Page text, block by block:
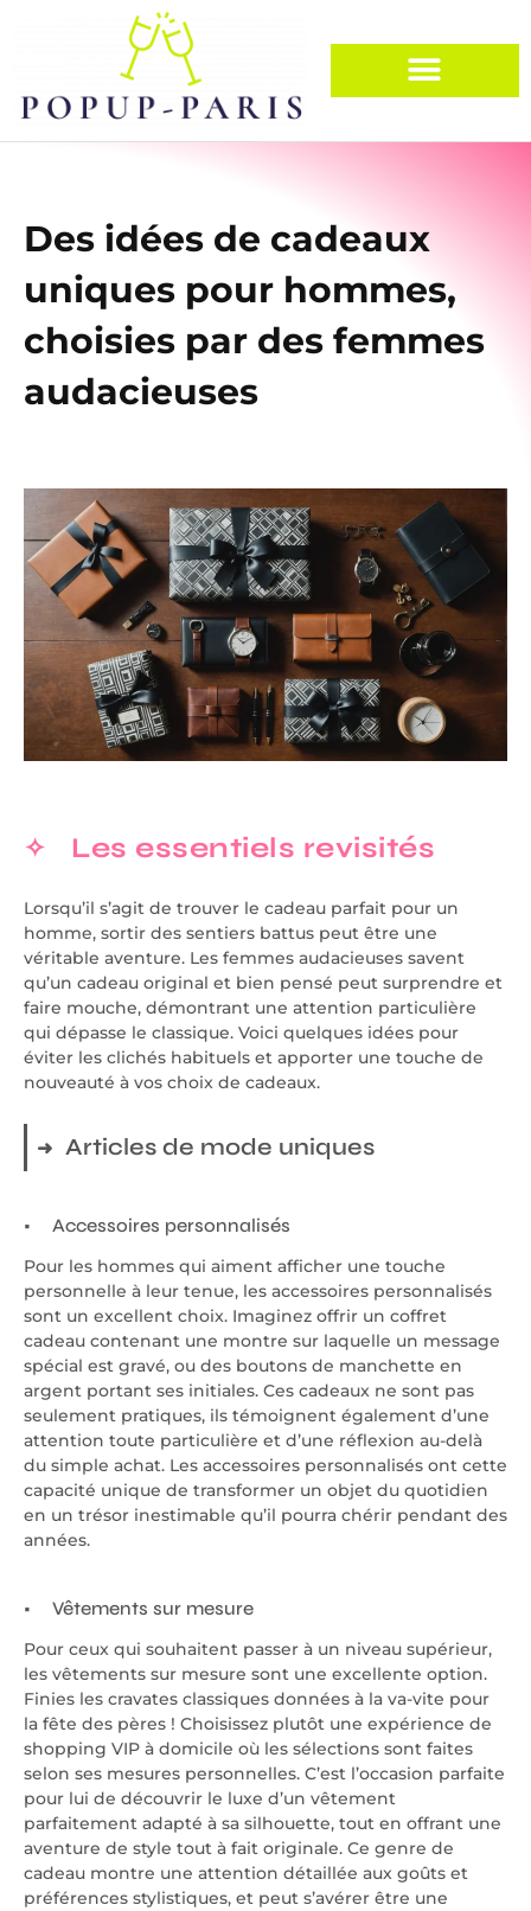
Des idées de cadeaux
uniques pour hommes,
choisies par des femmes
audacieuses
Les essentiels revisités
Lorsqu’il s’agit de trouver le cadeau parfait pour un
homme, sortir des sentiers battus peut être une
véritable aventure. Les femmes audacieuses savent
qu’un cadeau original et bien pensé peut surprendre et
faire mouche, démontrant une attention particulière
qui dépasse le classique. Voici quelques idées pour
éviter les clichés habituels et apporter une touche de
nouveauté à vos choix de cadeaux.
Articles de mode uniques
Accessoires personnalisés
Pour les hommes qui aiment afficher une touche
personnelle à leur tenue, les accessoires personnalisés
sont un excellent choix. Imaginez offrir un coffret
cadeau contenant une montre sur laquelle un message
spécial est gravé, ou des boutons de manchette en
argent portant ses initiales. Ces cadeaux ne sont pas
seulement pratiques, ils témoignent également d’une
attention toute particulière et d’une réflexion au-delà
du simple achat. Les accessoires personnalisés ont cette
capacité unique de transformer un objet du quotidien
en un trésor inestimable qu’il pourra chérir pendant des
années.
Vêtements sur mesure
Pour ceux qui souhaitent passer à un niveau supérieur,
les vêtements sur mesure sont une excellente option.
Finies les cravates classiques données à la va-vite pour
la fête des pères ! Choisissez plutôt une expérience de
shopping VIP à domicile où les sélections sont faites
selon ses mesures personnelles. C’est l’occasion parfaite
pour lui de découvrir le luxe d’un vêtement
parfaitement adapté à sa silhouette, tout en offrant une
aventure de style tout à fait originale. Ce genre de
cadeau montre une attention détaillée aux goûts et
préférences stylistiques, et peut s’avérer être une